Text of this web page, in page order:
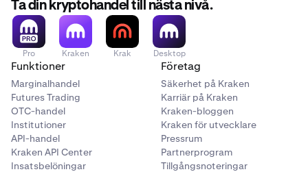
Ta din kryptohandel till nästa nivå.
Pro Kraken Krak Desktop
Funktioner
Marginalhandel
Futures Trading
OTC-handel
Institutioner
API-handel
Kraken API Center
Insatsbelöningar
Företag
Säkerhet på Kraken
Karriär på Kraken
Kraken-bloggen
Kraken för utvecklare
Pressrum
Partnerprogram
Tillgångsnoteringar